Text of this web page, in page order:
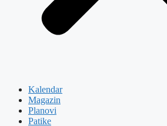
Kalendar
Magazin
Planovi
Patike